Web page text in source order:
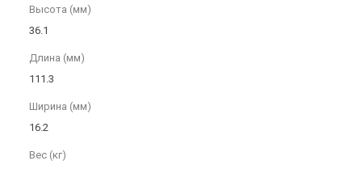
Высота (мм)
36.1
Длина (мм)
111.3
Ширина (мм)
16.2
Вес (кг)